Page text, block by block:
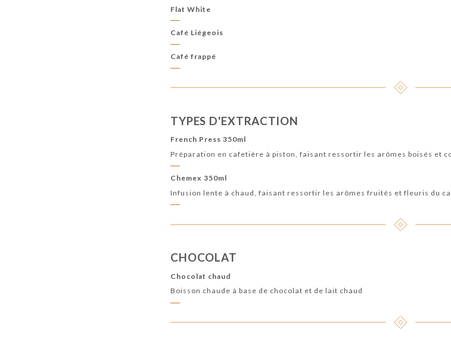
Flat White
Café Liégeois
Café frappé
TYPES D'EXTRACTION
French Press 350ml
Préparation en cafetière à piston, faisant ressortir les arômes boisés et
Chemex 350ml
Infusion lente à chaud, faisant ressortir les arômes fruités et fleuris du
CHOCOLAT
Chocolat chaud
Boisson chaude à base de chocolat et de lait chaud